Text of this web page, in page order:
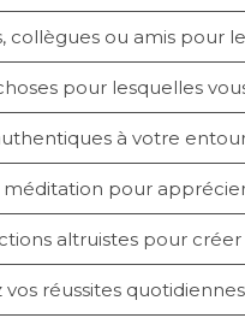
collègues ou amis pour
pour lesquelles
à votre
méditation pour
altruistes pour
réussites